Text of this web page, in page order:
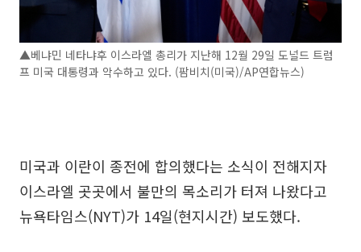
▲베냐민 네타냐후 이스라엘 총리가 지난해 12월 29일 도널드 트럼
프 미국 대통령과 악수하고 있다. (팜비치(미국)/AP연합뉴스)
미국과 이란이 종전에 합의했다는 소식이 전해지자
이스라엘 곳곳에서 불만의 목소리가 터져 나왔다고
뉴욕타임스(NYT)가 14일(현지시간) 보도했다.